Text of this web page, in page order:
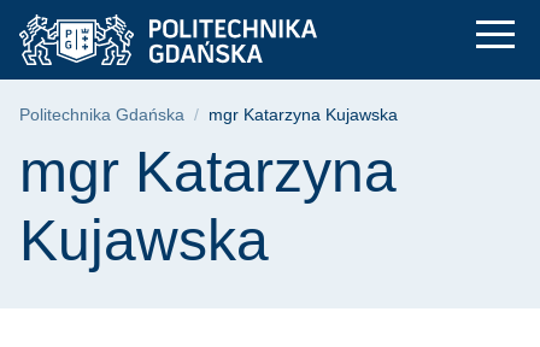
Przejdź
do
menu
Przejdź
do
wyszukiwarki
Przejdź
do
treści
mgr Katarzyna
Ścieżka nawigacyjna
Politechnika Gdańska mgr Katarzyna Kujawska
Treść strony
mgr Katarzyna
Kujawska